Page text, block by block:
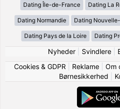
Dating Île-de-France Dating La
Dating Normandie Dating
Dating Pays de la Loire Dating
Nyheder| Svindlere|
Cookies & GDPR
Reklame| Om
Børnesikkerhed